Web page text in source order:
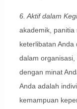
6. Aktif dalam
akademik, panitia
keterlibatan Anda
dalam
dengan minat
Anda adalah
kemampuan